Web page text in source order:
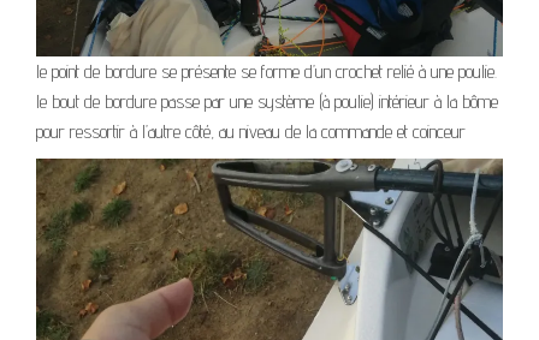
le point de bordure se présente se forme d’un crochet relié à une poulie.
le bout de bordure passe par une système (à poulie) intérieur à la bôme
pour ressortir à l’autre côté, au niveau de la commande et coinceur